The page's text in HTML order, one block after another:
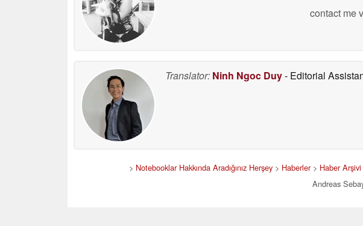
contact me
Translator: Ninh Ngoc Duy- Editorial
> Notebooklar Hakkında Aradığınız Herşey > Haberler> Haber Arşivi
Andreas